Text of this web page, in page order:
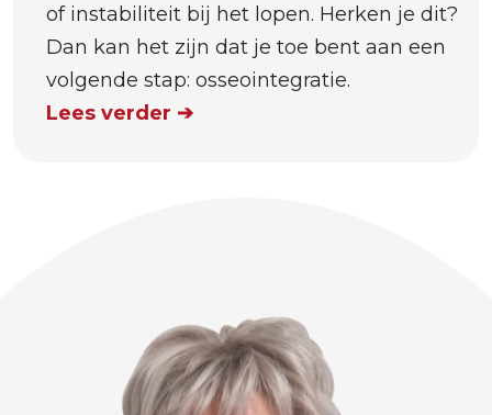
of instabiliteit bij het lopen. Herken je dit?
Dan kan het zijn dat je toe bent aan een
volgende stap: osseointegratie.
Lees verder ➔